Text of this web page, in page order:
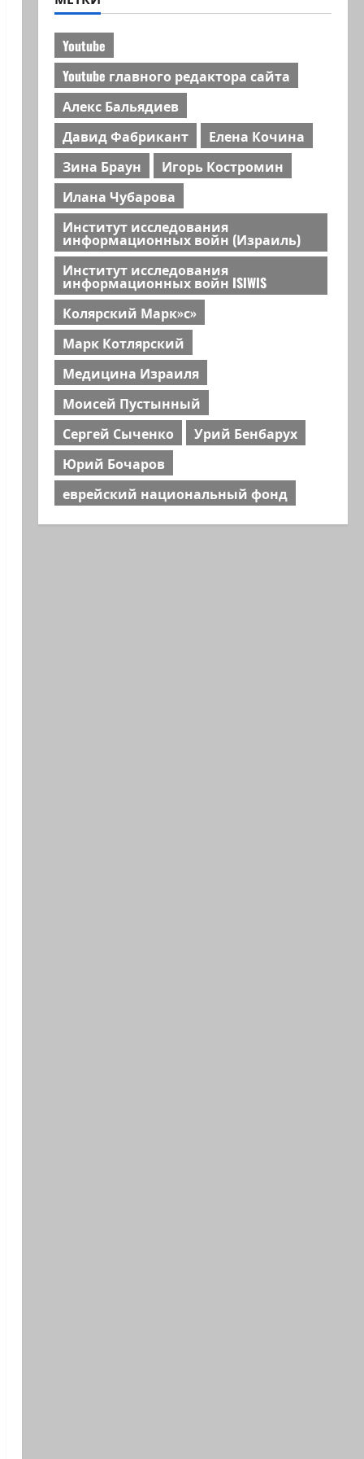
Youtube
Youtube главного редактора сайта
Алекс Бальядиев
Давид Фабрикант
Елена Кочина
Зина Браун
Игорь Костромин
Илана Чубарова
Институт исследования
информационных войн (Израиль)
Институт исследования
информационных войн ISIWIS
Колярский Марк»с»
Марк Котлярский
Медицина Израиля
Моисей Пустынный
Сергей Сыченко
Урий Бенбарух
Юрий Бочаров
еврейский национальный фонд